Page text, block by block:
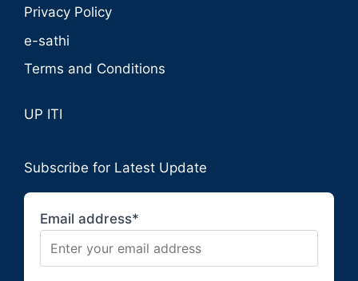
Privacy Policy
e-sathi
Terms and Conditions
UP ITI
Subscribe for Latest Update
Email address*